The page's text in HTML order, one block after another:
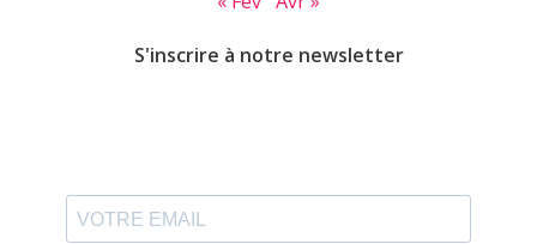
S'inscrire à notre newsletter